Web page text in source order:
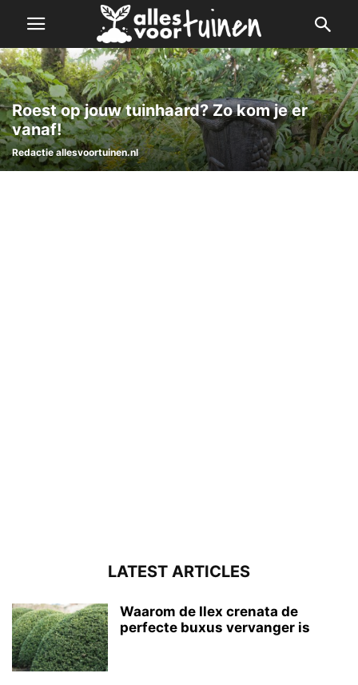
Roest op jouw tuinhaard? Zo kom je er
vanaf!
Redactie allesvoortuinen.nl
LATEST ARTICLES
Waarom de Ilex crenata de
perfecte buxus vervanger is